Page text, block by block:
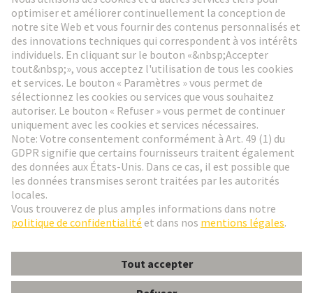
Aller à l'inscription
Social Media
France Français
© HARTING Technology Group